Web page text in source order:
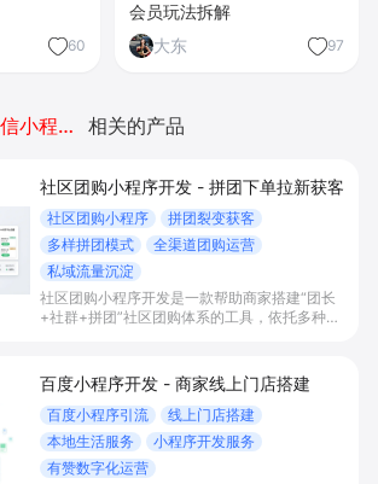
60
会员玩法拆解
大东
97
python可以做微信小程序开发吗 相关的产品
社区团购小程序开发 - 拼团下单拉新获客
社区团购小程序
拼团裂变获客
多样拼团模式
全渠道团购运营
私域流量沉淀
社区团购小程序开发是一款帮助商家搭建“团长
+社群+拼团”社区团购体系的工具，依托多种拼
员。
百度小程序开发 - 商家线上门店搭建
百度小程序引流
线上门店搭建
本地生活服务
小程序开发服务
有赞数字化运营